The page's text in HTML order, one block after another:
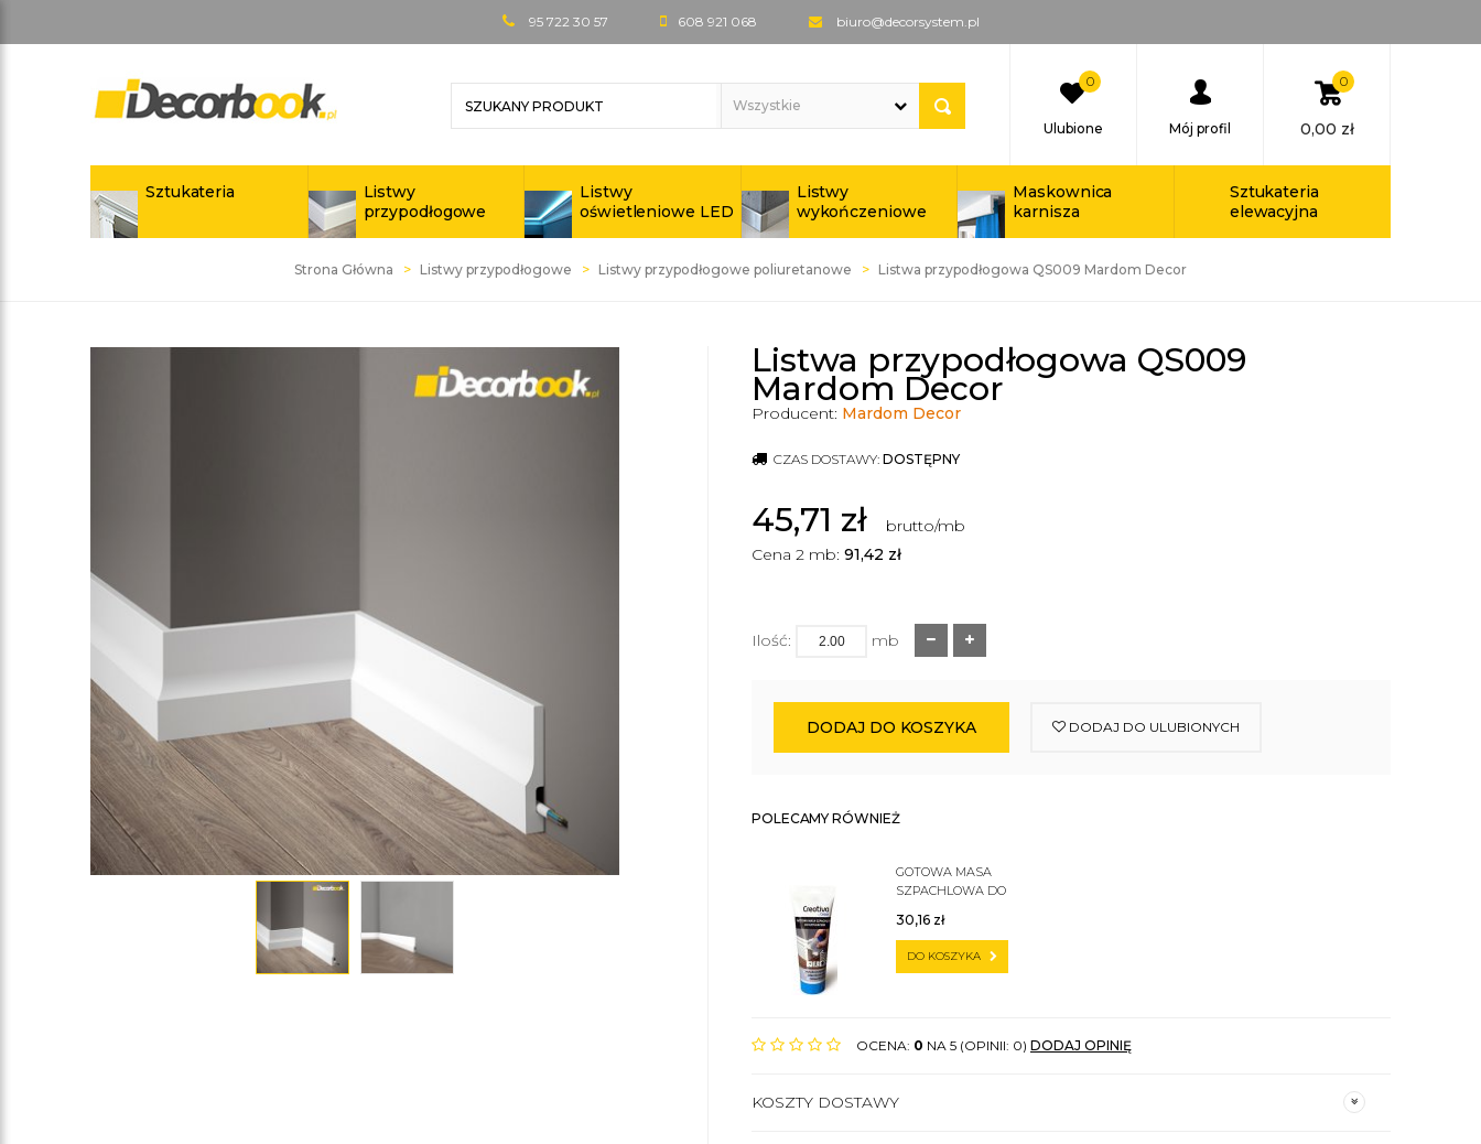
95 722 30 57 608 921 068 biuro@decorsystem.pl
0
Ulubione Mój profil
0
0,00 zł
Sztukateria
Listwy
przypodłogowe
Listwy
oświetleniowe LED
Listwy
wykończeniowe
Maskownica
karnisza
Sztukateria
elewacyjna
Strona Główna Listwy przypodłogowe Listwy przypodłogowe poliuretanowe Listwa przypodłogowa QS009 Mardom Decor
Listwa przypodłogowa QS009
Mardom Decor
Producent: Mardom Decor
CZAS DOSTAWY: DOSTĘPNY
45,71 zł
brutto/mb
Cena 2 mb: 91,42 zł
Ilość: mb
DODAJ DO KOSZYKA DODAJ DO ULUBIONYCH
POLECAMY RÓWNIEŻ
GOTOWA MASA
SZPACHLOWA DO
30,16 zł
DO KOSZYKA
OCENA: 0 NA 5 (OPINII: 0) DODAJ OPINIĘ
KOSZTY DOSTAWY